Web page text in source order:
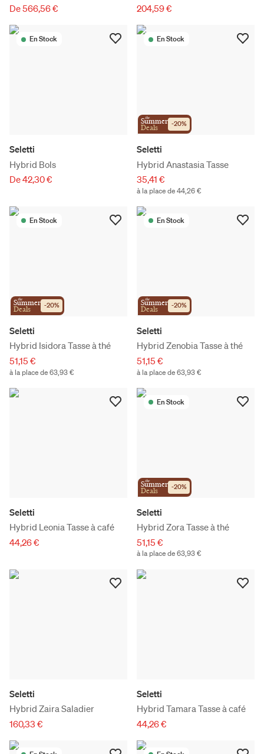
De 566,56 €
204,59 €
En Stock
Seletti
Hybrid Bols
De 42,30 €
En Stock
the
Summer
Deals -20%
Seletti
Hybrid Anastasia Tasse
35,41 €
à la place de 44,26 €
En Stock
the
Summer
Deals -20%
Seletti
Hybrid Isidora Tasse à thé
51,15 €
à la place de 63,93 €
En Stock
the
Summer
Deals -20%
Seletti
Hybrid Zenobia Tasse à thé
51,15 €
à la place de 63,93 €
Seletti
Hybrid Leonia Tasse à café
44,26 €
En Stock
the
Summer
Deals -20%
Seletti
Hybrid Zora Tasse à thé
51,15 €
à la place de 63,93 €
Seletti
Hybrid Zaira Saladier
160,33 €
Seletti
Hybrid Tamara Tasse à café
44,26 €